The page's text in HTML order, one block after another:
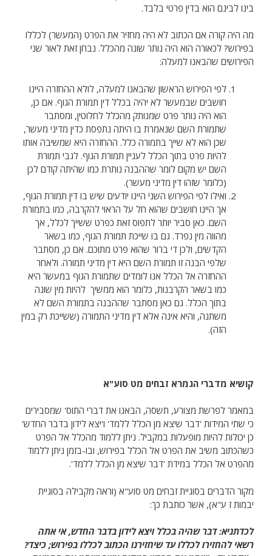
בינו לבינם הוא בדין פרטי בלבד.
מה היה קורה אם הכתוב לא היה מחזיר את הפרט (המעשר) לכללו
בפירוש? לכאורה הוא היה נותר שונה מהכלל. נבחן זאת לאור שני
הפירושים שהבאנו למעלה:
לפי הפירוש הראשון שהבאנו למעלה, לולא ההחזרה היינו
חושבים שבמעשר לא יהיה בכלל דין תמורת הגוף. אם כן,
הוא היה נותר פרט שמנותק מהכלל לחלוטין, ומסתבר
שתמורת השם שנאמרת בו היתה נתפסת כדין מדיני מעשר,
שכן הוא לא שייך בתמורה כלל. ההחזרה היא שמשיבה אותו
להיות פרט בתוך הכלל לעניין תמורת הגוף. לגבי תמורת
השם יש מקום לומר שההבנה נותרת כמו שהיתה קודם לכן
(כלומר שזהו דין מדיני מעשר).
ואילו לפי הפירוש השני היינו יודעים שיש בו דין תמורת הגוף,
אך היינו חושבים שהוא חל על הראוי להקרבה, כמו בתמורת
השם. כאן סביר יותר לתפוס זאת כפרט ששייך לכלל, אך
מהווה מין נפרד. גם בו שייכת תמורת הגוף, כמו בשאר
הקדשים, ולכן די ברור שהוא פרט מתוכם. אם כן, מסתבר
שלפי הבנה זו תמורת השם היא דין מדיני תמורה. ולאחר
ההחזרה אל הכלל אנו לומדים שתמורת הגוף במעשר היא
כמו בשאר הקרבנות, כלומר הוא ממשיך להיות מין שונה
בתוך הכלל. גם כאן מסתבר שההבנה בתמורת השם לא
משתנה, והיא אינה אלא דין מדיני התמורה (ששייכת רק במין
הזה).
קושיא מדברי הגמרא זבחים מט סוע"א
במאמר לפרשת מצורע, תשסה, הבאנו את דברי התוס' שמסבירים
כי שתי המידות 'דבר שיצא מן הכלל ללמד' ו'יצא לידון בדבר החדש'
כן יכולות להיות מופעלות במקביל. ניתן ללמוד מהכלל אל הפרט
כשהכתוב משיב את הפרט אל הכלל בפירוש, ובו-בזמן ניתן ללמוד
מהפרט אל הכלל במידת 'דבר שיצא מן הכלל ללמד'.
מקור הדברים בסוגיית זבחים מט סוע"א (וראה מקבילה בסוגיית
יבמות ז ע"א), אשר כותבת כך:
לכדתניא: דבר שהיה בכלל ויצא לידון בדבר החדש, אי אתה
רשאי להחזירו לכללו עד שיחזירנו הכתוב לכללו בפירוש; כיצד?